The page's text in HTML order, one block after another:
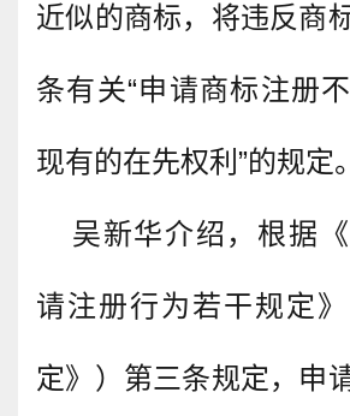
近似的商标，将违反商
条有关“申请商标注册
现有的在先权利”的规定。
吴新华介绍，根据
请注册行为若干规定
定》）第三条规定，申